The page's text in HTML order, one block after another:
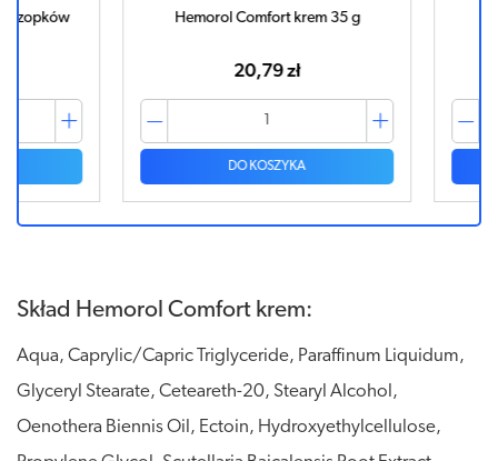
Hemorol Comfort krem 35 g
20,79 zł
DO KOSZYKA
Skład Hemorol Comfort krem:
Aqua, Caprylic/Capric Triglyceride, Paraffinum Liquidum,
Glyceryl Stearate, Ceteareth-20, Stearyl Alcohol,
Oenothera Biennis Oil, Ectoin, Hydroxyethylcellulose,